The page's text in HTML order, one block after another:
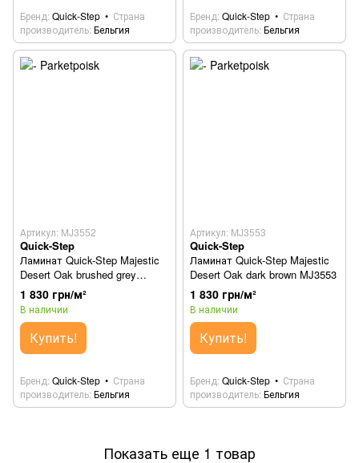
Бренд Quick-Step
Страна
производитель Бельгия
Бренд Quick-Step
Страна
производитель Бельгия
Артикул: MJ3552
Quick-Step
Ламинат Quick-Step Majestic
Desert Oak brushed grey
MJ3552
1 830 грн/м²
В наличии
Купить!
Бренд Quick-Step
Страна
производитель Бельгия
Артикул: MJ3553
Quick-Step
Ламинат Quick-Step Majestic
Desert Oak dark brown MJ3553
1 830 грн/м²
В наличии
Купить!
Бренд Quick-Step
Страна
производитель Бельгия
Показать еще 1 товар